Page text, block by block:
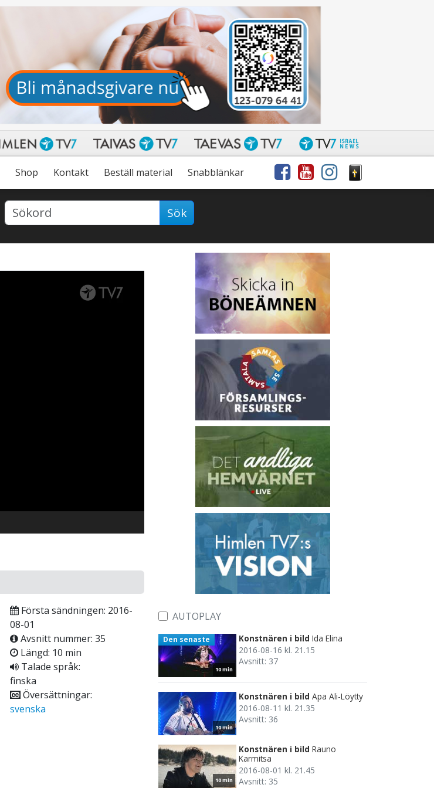
Shop Kontakt Beställ material Snabblänkar
Sök
Första sändningen: 2016-
08-01
Avsnitt nummer: 35
Längd: 10 min
Talade språk:
finska
Översättningar:
svenska
AUTOPLAY
10 min
Den senaste Konstnären i bild Ida Elina
2016-08-16 kl. 21.15
Avsnitt: 37
10 min
Konstnären i bild Apa Ali-Löytty
2016-08-11 kl. 21.35
Avsnitt: 36
10 min
Konstnären i bild Rauno
Karmitsa
2016-08-01 kl. 21.45
Avsnitt: 35